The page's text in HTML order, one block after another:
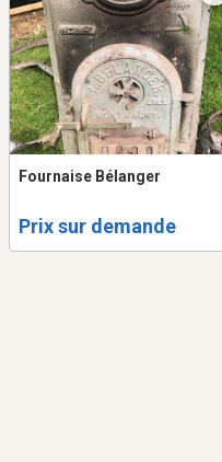
Fournaise Bélanger
Prix sur demande